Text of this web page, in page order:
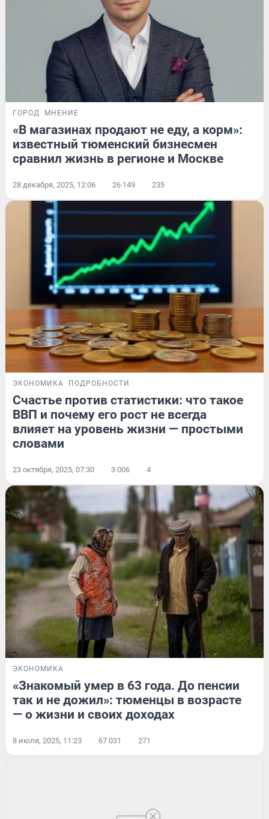
ГОРОД МНЕНИЕ
«В магазинах продают не еду, а корм»:
известный тюменский бизнесмен
сравнил жизнь в регионе и Москве
28 декабря, 2025, 12:06 26 149 235
ЭКОНОМИКА ПОДРОБНОСТИ
Счастье против статистики: что такое
ВВП и почему его рост не всегда
влияет на уровень жизни — простыми
словами
23 октября, 2025, 07:30 3 006 4
ЭКОНОМИКА
«Знакомый умер в 63 года. До пенсии
так и не дожил»: тюменцы в возрасте
— о жизни и своих доходах
8 июля, 2025, 11:23 67 031 271